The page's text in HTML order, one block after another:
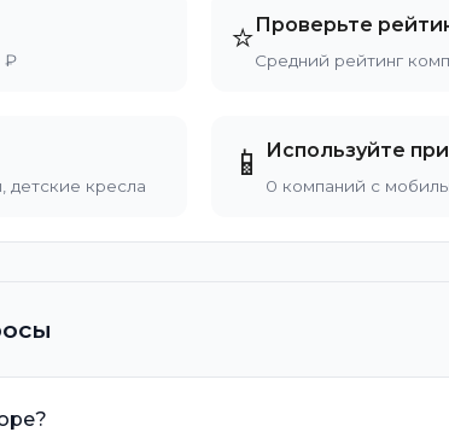
₽
⭐Проверьте
Средний рейтинг
детские кресла
📱 Используйте
0 компаний с